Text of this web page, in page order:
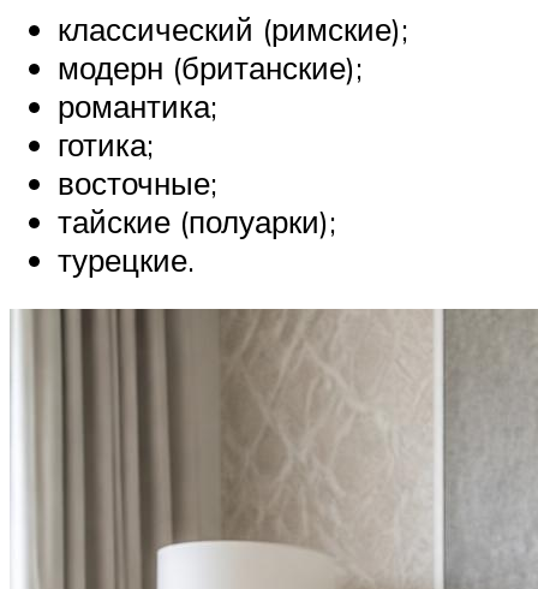
классический (римские);
модерн (британские);
романтика;
готика;
восточные;
тайские (полуарки);
турецкие.